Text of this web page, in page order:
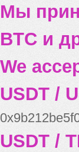
Мы
BTC и
We
USDT /
USDT /